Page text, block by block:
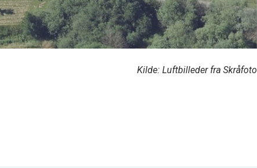
Kilde: Luftbilleder fra Skråfoto